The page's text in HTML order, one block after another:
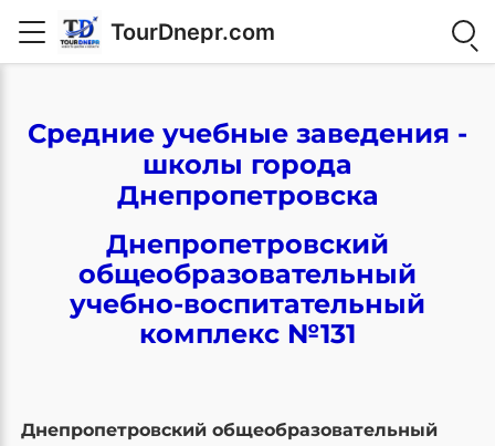
TourDnepr.com
Средние учебные заведения -
школы города
Днепропетровска
Днепропетровский
общеобразовательный
учебно-воспитательный
комплекс №131
Днепропетровский общеобразовательный